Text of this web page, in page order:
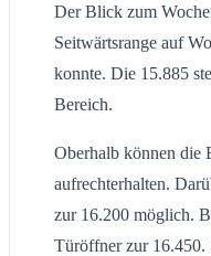
Der Blick zum
Seitwärtsrange auf
konnte. Die 15.885
Bereich.
Oberhalb können die
aufrechterhalten.
zur 16.200 möglich.
Türöffner zur 16.450.